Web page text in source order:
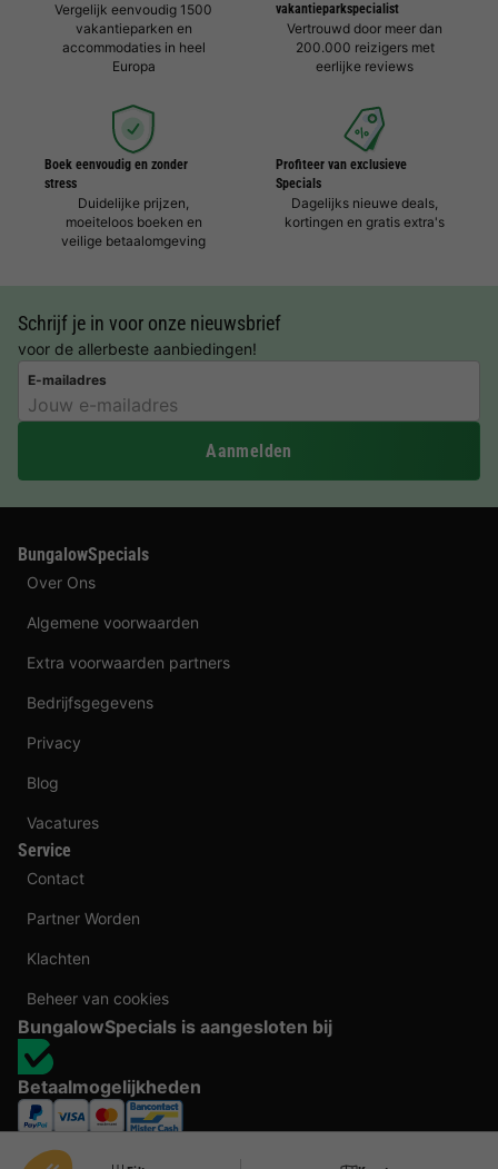
Vergelijk eenvoudig 1500
vakantieparken en
accommodaties in heel
Europa
vakantieparkspecialist
Vertrouwd door meer dan
200.000 reizigers met
eerlijke reviews
Boek eenvoudig en zonder
stress
Duidelijke prijzen,
moeiteloos boeken en
veilige betaalomgeving
Profiteer van exclusieve
Specials
Dagelijks nieuwe deals,
kortingen en gratis extra's
Schrijf je in voor onze nieuwsbrief
voor de allerbeste aanbiedingen!
E-mailadres
Aanmelden
BungalowSpecials
Over Ons
Algemene voorwaarden
Extra voorwaarden partners
Bedrijfsgegevens
Privacy
Blog
Vacatures
Service
Contact
Partner Worden
Klachten
Beheer van cookies
BungalowSpecials is aangesloten bij
Betaalmogelijkheden